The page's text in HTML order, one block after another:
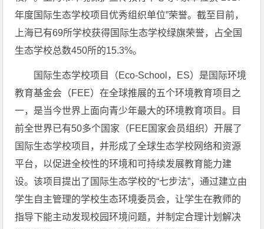
年度国际生态学校项目优秀组织单位”荣誉。截至目前，
上海已有69所学校获得国际生态学校绿旗荣誉，占全国
生态学校总数450所的15.3%。
国际生态学校项目（Eco-School，ES）是国际环境
教育基金会（FEE）在全球推展的五个环境教育项目之
一，是当今世界上面向青少年最大的环境教育项目。目
前全世界已有50多个国家（FEE国家会员组织）开展了
国际生态学校项目，并形成了全球生态学校网络和资源
平台，以促进全校性的环境和可持续发展教育能力建
设。该项目提出了国际生态学校的“七步法”，通过建立由
学生自主管理的学校生态环境委员会，让学生在教师的
指导下能主动发现校园环境问题，并制定合理计划解决